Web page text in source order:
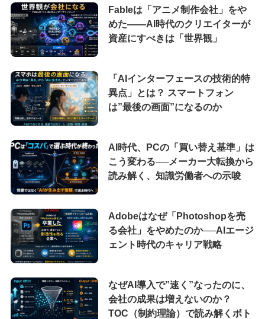
Fableは「アニメ制作会社」をや
めた――AI時代のクリエイターが
資産にすべきは「世界観」
「AIインターフェースの技術的特
異点」とは？ スマートフォン
は”最後の画面”になるのか
AI時代、PCの「買い替え基準」は
こう変わる──メーカー大転換から
読み解く、知識労働者への示唆
Adobeはなぜ「Photoshopを売
る会社」をやめたのか──AIエージ
ェント時代のキャリア戦略
なぜAI導入で”速く”なったのに、
会社の成果は増えないのか？
TOC（制約理論）で読み解くボト